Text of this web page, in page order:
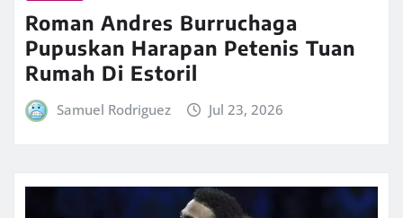
Roman Andres Burruchaga
Pupuskan Harapan Petenis Tuan
Rumah Di Estoril
Samuel Rodriguez Jul 23, 2026